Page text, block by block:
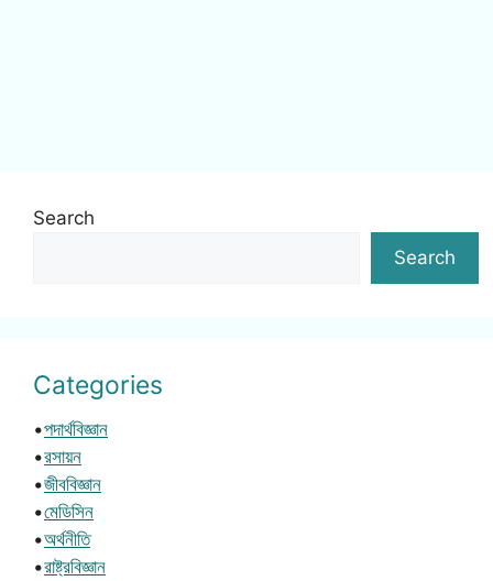
Search
Search
Categories
•পদার্থবিজ্ঞান
•রসায়ন
•জীববিজ্ঞান
•মেডিসিন
•অর্থনীতি
•রাষ্ট্রবিজ্ঞান